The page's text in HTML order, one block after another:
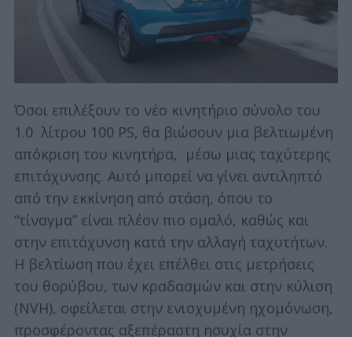
Όσοι επιλέξουν το νέο κινητήριο σύνολο του
1.0 λίτρου 100 PS, θα βιώσουν μια βελτιωμένη
απόκριση του κινητήρα, μέσω μιας ταχύτερης
επιτάχυνσης. Αυτό μπορεί να γίνει αντιληπτό
από την εκκίνηση από στάση, όπου το
“τίναγμα” είναι πλέον πιο ομαλό, καθώς και
στην επιτάχυνση κατά την αλλαγή ταχυτήτων.
Η βελτίωση που έχει επέλθει στις μετρήσεις
του θορύβου, των κραδασμών και στην κύλιση
(NVH), οφείλεται στην ενισχυμένη ηχομόνωση,
προσφέροντας αξεπέραστη ησυχία στην